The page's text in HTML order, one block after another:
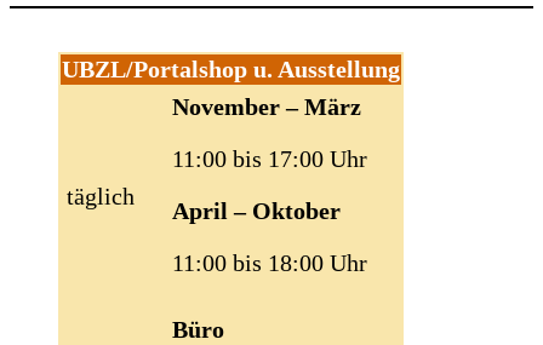
UBZL/Portalshop u. Ausstellung
täglich
November – März
11:00 bis 17:00 Uhr
April – Oktober
11:00 bis 18:00 Uhr
Büro